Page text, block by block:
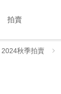
拍賣
2024秋季拍賣